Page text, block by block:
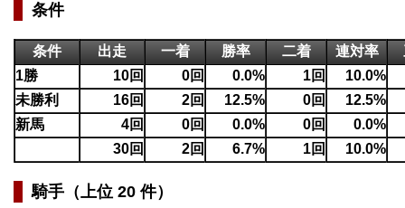
条件
条件 出走 一着 勝率 二着 連対率
1勝
10回 0回 0.0% 1回
10.0%
未勝利
16回 2回 12.5% 0回
12.5%
新馬
4回 0回 0.0% 0回
0.0%
30回
2回 6.7% 1回 10.0%
騎手（上位 20 件）